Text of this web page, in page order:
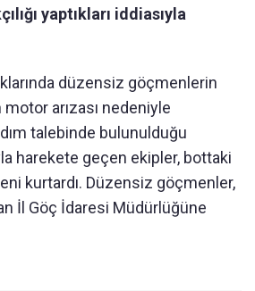
yaptıkları iddiasıyla
düzensiz göçmenlerin
arızası nedeniyle
talebinde bulunulduğu
harekete geçen ekipler, bottaki
kurtardı. Düzensiz göçmenler,
İl Göç İdaresi Müdürlüğüne